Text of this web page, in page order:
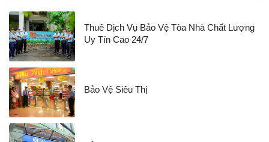
Thuê Dịch Vụ Bảo Vệ Tòa Nhà Chất Lượng
Uy Tín Cao 24/7
Bảo Vệ Siêu Thị